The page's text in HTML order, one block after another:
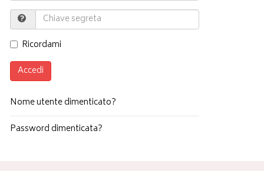
Ricordami
Accedi
Nome utente dimenticato?
Password dimenticata?